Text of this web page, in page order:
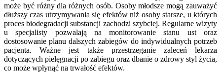
może być różny dla różnych osób. Osoby młodsze mogą zauważyć
dłuższy czas utrzymywania się efektów niż osoby starsze, u których
proces biodegradacji substancji zachodzi szybciej. Regularne wizyty
u specjalisty pozwalają na monitorowanie stanu ust oraz
dostosowanie planu dalszych zabiegów do indywidualnych potrzeb
pacjenta. Ważne jest także przestrzeganie zaleceń lekarza
dotyczących pielęgnacji po zabiegu oraz dbanie o zdrowy styl życia,
co może wpłynąć na trwałość efektów.